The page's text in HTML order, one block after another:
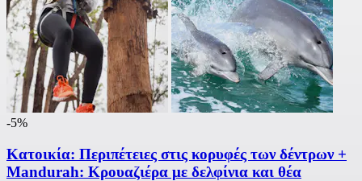
-5%
Κατοικία: Περιπέτειες στις κορυφές των δέντρων +
Mandurah: Κρουαζιέρα με δελφίνια και θέα